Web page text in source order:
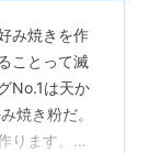
み焼きを作
ことって滅
No.1は天か
焼き粉だ。
ります。餅